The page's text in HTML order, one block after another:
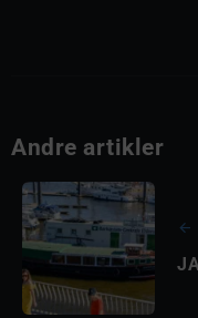
Andre artikler